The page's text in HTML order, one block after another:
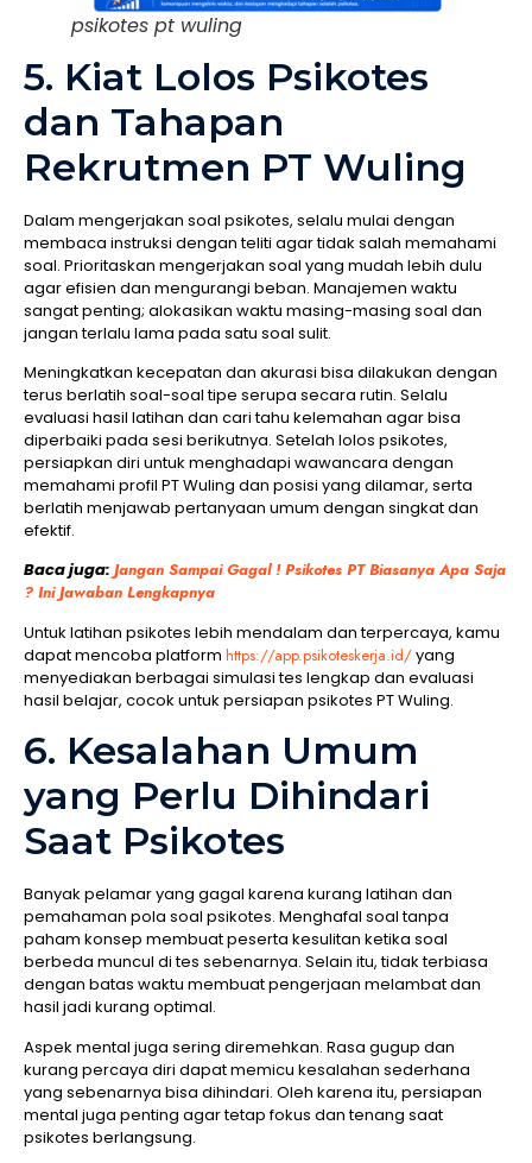
psikotes pt wuling
5. Kiat Lolos Psikotes
dan Tahapan
Rekrutmen PT Wuling
Dalam mengerjakan soal psikotes, selalu mulai dengan
membaca instruksi dengan teliti agar tidak salah memahami
soal. Prioritaskan mengerjakan soal yang mudah lebih dulu
agar efisien dan mengurangi beban. Manajemen waktu
sangat penting; alokasikan waktu masing-masing soal dan
jangan terlalu lama pada satu soal sulit.
Meningkatkan kecepatan dan akurasi bisa dilakukan dengan
terus berlatih soal-soal tipe serupa secara rutin. Selalu
evaluasi hasil latihan dan cari tahu kelemahan agar bisa
diperbaiki pada sesi berikutnya. Setelah lolos psikotes,
persiapkan diri untuk menghadapi wawancara dengan
memahami profil PT Wuling dan posisi yang dilamar, serta
berlatih menjawab pertanyaan umum dengan singkat dan
efektif.
Baca juga: Jangan Sampai Gagal ! Psikotes PT Biasanya Apa Saja
? Ini Jawaban Lengkapnya
Untuk latihan psikotes lebih mendalam dan terpercaya, kamu
dapat mencoba platform https://app.psikoteskerja.id/yang
menyediakan berbagai simulasi tes lengkap dan evaluasi
hasil belajar, cocok untuk persiapan psikotes PT Wuling.
6. Kesalahan Umum
yang Perlu Dihindari
Saat Psikotes
Banyak pelamar yang gagal karena kurang latihan dan
pemahaman pola soal psikotes. Menghafal soal tanpa
paham konsep membuat peserta kesulitan ketika soal
berbeda muncul di tes sebenarnya. Selain itu, tidak terbiasa
dengan batas waktu membuat pengerjaan melambat dan
hasil jadi kurang optimal.
Aspek mental juga sering diremehkan. Rasa gugup dan
kurang percaya diri dapat memicu kesalahan sederhana
yang sebenarnya bisa dihindari. Oleh karena itu, persiapan
mental juga penting agar tetap fokus dan tenang saat
psikotes berlangsung.